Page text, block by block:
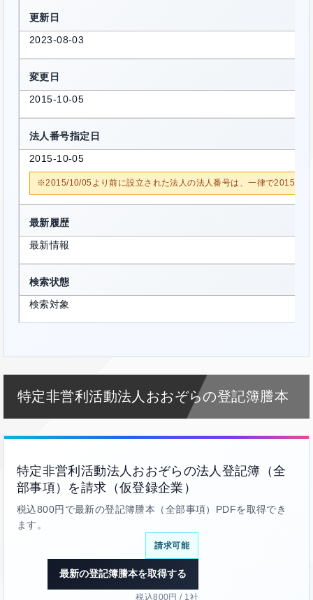
更新日
2023-08-03
変更日
2015-10-05
法人番号指定日
2015-10-05
※2015/10/05より前に設立された法人の法人番号は、一律で2015/10/
最新履歴
最新情報
検索状態
検索対象
特定非営利活動法人おおぞらの登記簿謄本
特定非営利活動法人おおぞらの法人登記簿（全
部事項）を請求（仮登録企業）
税込800円で最新の登記簿謄本（全部事項）PDFを取得でき
ます。
請求可能
最新の登記簿謄本を取得する
税込800円 / 1社